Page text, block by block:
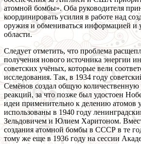
атомной бомбы». Оба руководителя
координировать усилия в работе над
оружия и обмениваться информацией и
области.
Следует отметить, что проблема
получения нового источника энергии
советских учёных, которые вели
исследования. Так, в 1934 году
Семёнов создал общую
реакций, за что позже был удостоен
идеи применительно к делению атомов
использованы в 1940 году
Зельдовичем и Юлием Харитоном.
создания атомной бомбы в СССР в те
тому же еще в 1936 году на сессии